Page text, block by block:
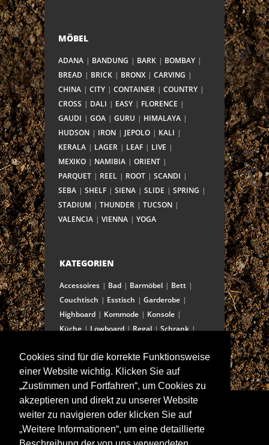
Cookies sind für die korrekte Funktionsweise
einer Website wichtig. Klicken Sie auf
„Zustimmen und Fortfahren“, um Cookies zu
akzeptieren und direkt zu unserer Website
weiter zu navigieren oder klicken Sie auf
„Weitere Informationen“, um eine detaillierte
MÖBEL
ADANA BANDUNG BARK
BOMBAY
BREAD
BRICK BRONX
CARVING
CHINA
CITY CONTAINER
COUNTRY
CROSS
DALI EASY
FLORENCE
GAUDI
GOA GURU
HIMALAYA
HUDSON
IRON JEPOLO
KALI
KERALA
LAGER LEAF
LIVE
MEXIKO
NAMIBIA
ORIENT
PARQUET
REEL ROOT
SCANDI
SEBA
SHELF SIENA SLIDE
SPRING
STADIUM
THUNDER
TUCSON
VALENCIA
VIENNA YOGA
KATEGORIEN
Accessoires Bad Barmöbel
Bett
Couchtisch
Esstisch
Garderobe
Highboard
Kommode
Konsole
Küche
Lowboard Regal
Schrank
Stuhl/Bank
Truhe
Vitrine
Wohnwand
ANSCHRIFT
Spitalstraße 15